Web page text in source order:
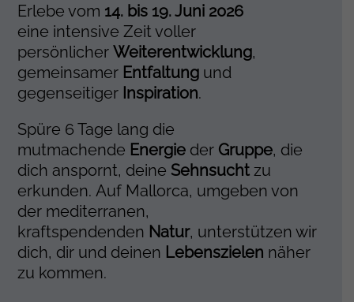
Erlebe vom 14. bis 19. Juni 2026
eine intensive Zeit voller
persönlicher Weiterentwicklung,
gemeinsamer Entfaltungund
gegenseitiger Inspiration.
Spüre 6 Tage lang die
mutmachende Energieder Gruppe, die
dich anspornt, deine Sehnsuchtzu
erkunden. Auf Mallorca, umgeben von
der mediterranen,
kraftspendenden Natur, unterstützen wir
dich, dir und deinen Lebenszielen näher
zu kommen.